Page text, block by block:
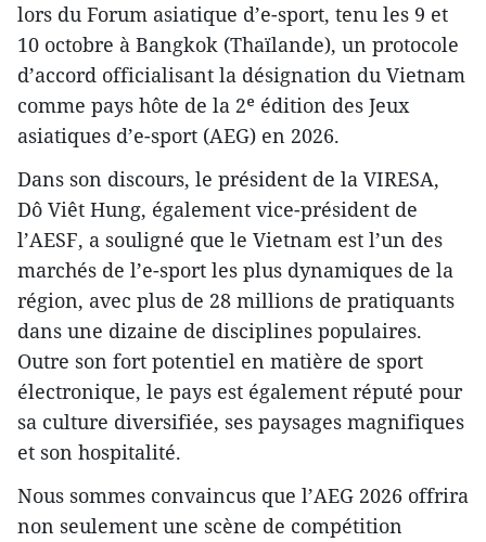
lors du Forum asiatique d’e-sport, tenu les 9 et
10 octobre à Bangkok (Thaïlande), un protocole
d’accord officialisant la désignation du Vietnam
comme pays hôte de la 2ᵉ édition des Jeux
asiatiques d’e-sport (AEG) en 2026.
Dans son discours, le président de la VIRESA,
Dô Viêt Hung, également vice-président de
l’AESF, a souligné que le Vietnam est l’un des
marchés de l’e-sport les plus dynamiques de la
région, avec plus de 28 millions de pratiquants
dans une dizaine de disciplines populaires.
Outre son fort potentiel en matière de sport
électronique, le pays est également réputé pour
sa culture diversifiée, ses paysages magnifiques
et son hospitalité.
Nous sommes convaincus que l’AEG 2026 offrira
non seulement une scène de compétition